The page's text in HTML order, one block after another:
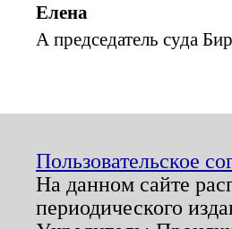
Елена
А председатель суда
Пользовательское
На данном сайте
периодического